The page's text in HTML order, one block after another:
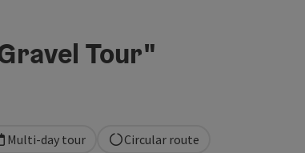
Tour"
Multi-day tour Circular route